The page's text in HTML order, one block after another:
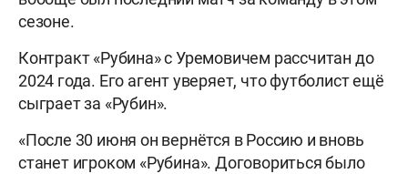
сезоне.
Контракт «Рубина» с Уремовичем рассчитан до
2024 года. Его агент уверяет, что футболист ещё
сыграет за «Рубин».
«После 30 июня он вернётся в Россию и вновь
станет игроком «Рубина». Договориться было